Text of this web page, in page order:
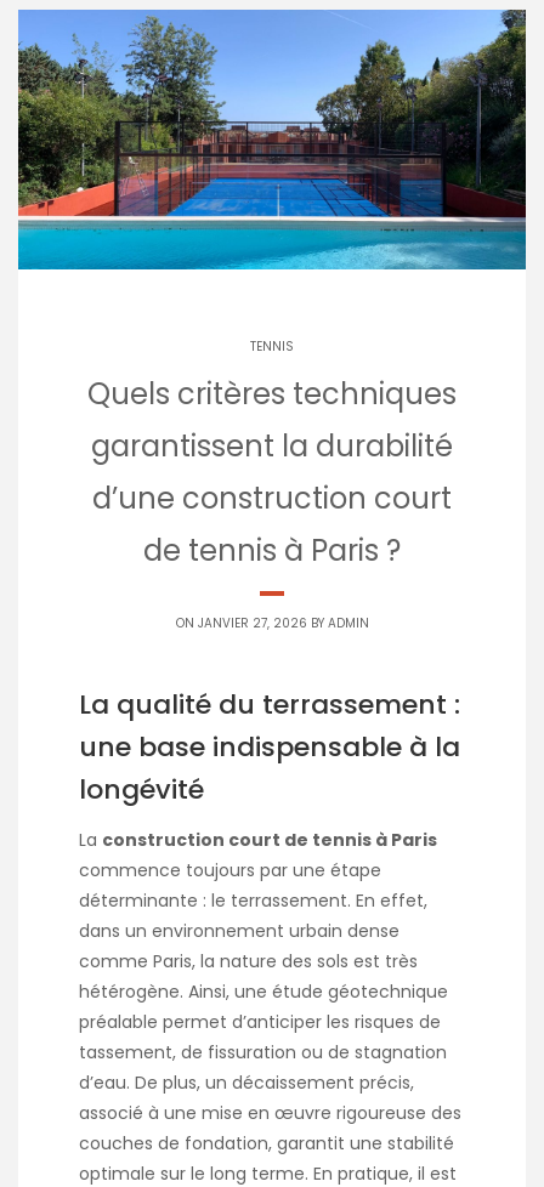
TENNIS
Quels critères techniques
garantissent la durabilité
d’une construction court
de tennis à Paris ?
ON JANVIER 27, 2026 BY ADMIN
La qualité du terrassement :
une base indispensable à la
longévité
La construction court de tennis à Paris
commence toujours par une étape
déterminante : le terrassement. En effet,
dans un environnement urbain dense
comme Paris, la nature des sols est très
hétérogène. Ainsi, une étude géotechnique
préalable permet d’anticiper les risques de
tassement, de fissuration ou de stagnation
d’eau. De plus, un décaissement précis,
associé à une mise en œuvre rigoureuse des
couches de fondation, garantit une stabilité
optimale sur le long terme. En pratique, il est